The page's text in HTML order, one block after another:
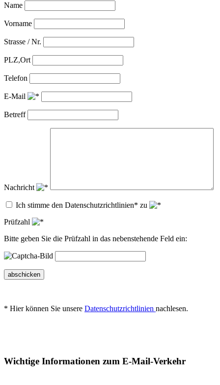
Name
Vorname
Strasse / Nr.
PLZ,Ort
Telefon
E-Mail
Betreff
Nachricht
Ich stimme den Datenschutzrichtlinien* zu
Prüfzahl
Bitte geben Sie die Prüfzahl in das nebenstehende Feld ein:
abschicken
* Hier können Sie unsere Datenschutzrichtlinien nachlesen.
Wichtige Informationen zum E-Mail-Verkehr